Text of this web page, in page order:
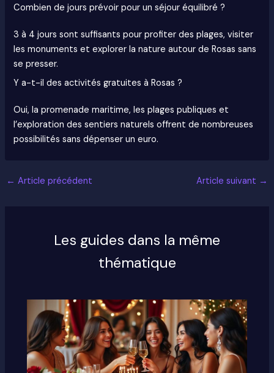
Combien de jours prévoir pour un séjour équilibré ?
3 à 4 jours sont suffisants pour profiter des plages, visiter
les monuments et explorer la nature autour de Rosas sans
se presser.
Y a-t-il des activités gratuites à Rosas ?
Oui, la promenade maritime, les plages publiques et
l’exploration des sentiers naturels offrent de nombreuses
possibilités sans dépenser un euro.
← Article précédent Article suivant →
Les guides dans la même
thématique